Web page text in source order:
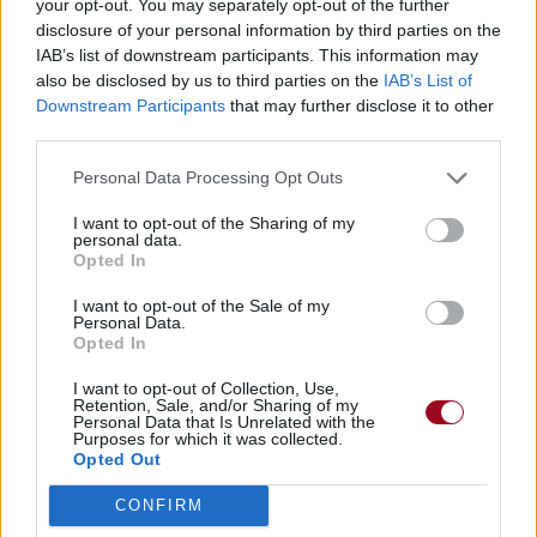
your opt-out. You may separately opt-out of the further
disclosure of your personal information by third parties on the
IAB’s list of downstream participants. This information may
also be disclosed by us to third parties on the IAB’s List of
Downstream Participants that may further disclose it to other
Personal Data Processing Opt Outs
I want to opt-out of the Sharing of my
personal data.
Opted In
I want to opt-out of the Sale of my
Personal Data.
Opted In
I want to opt-out of Collection, Use,
Retention, Sale, and/or Sharing of my
Personal Data that Is Unrelated with the
Purposes for which it was collected.
Opted Out
CONFIRM
Trouver des vinyles et des CD sur
Trouver un instrument de musique ou une partition au
meilleur prix sur
⇑
Paroles + Traduction Téléchargement
Vidéos
Commentaires
Voir la vidéo de «Playing on My
Chanson sans vidéo Chanson sans vidéo